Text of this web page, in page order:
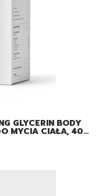
GLYCERIN BODY
MYCIA CIAŁA, 400